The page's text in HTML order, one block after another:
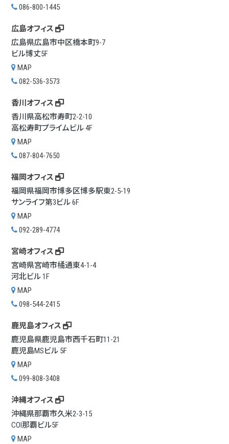
086-800-1445
広島オフィス
広島県広島市中区橋本町9-7
ビル博丈5F
MAP
082-536-3573
香川オフィス
香川県高松市寿町2-2-10
高松寿町プライムビル 4F
MAP
087-804-7650
福岡オフィス
福岡県福岡市博多区博多駅東2-5-19
サンライフ第3ビル 6F
MAP
092-289-4774
宮崎オフィス
宮崎県宮崎市橘通東4-1-4
河北ビル 1F
MAP
098-544-2415
鹿児島オフィス
鹿児島県鹿児島市西千石町11-21
鹿児島MSビル 5F
MAP
099-808-3408
沖縄オフィス
沖縄県那覇市久米2-3-15
COI那覇ビル5F
MAP